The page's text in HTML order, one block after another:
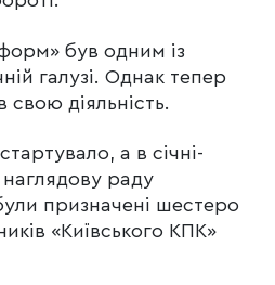
був одним із
галузі. Однак тепер
діяльність.
а в січні-
раду
призначені шестеро
«Київського КПК»